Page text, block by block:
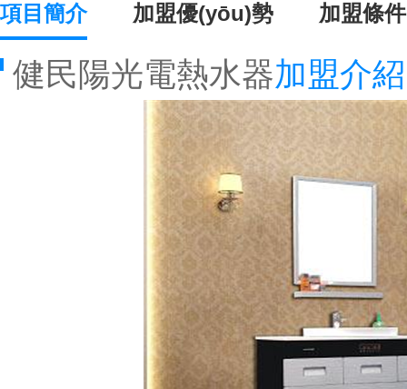
項目簡介 加盟優(yōu)勢 加盟條件
健民陽光電熱水器加盟介紹